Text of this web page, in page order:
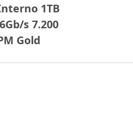
1TB
s 7.200
Gold